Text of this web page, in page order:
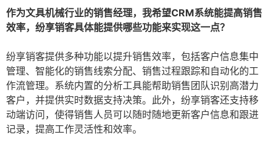
作为文具机械行业的销售经理，我希望CRM系统能提高销售
效率，纷享销客具体能提供哪些功能来实现这一点？
纷享销客提供多种功能以提升销售效率，包括客户信息集中
管理、智能化的销售线索分配、销售过程跟踪和自动化的工
作流管理。系统内置的分析工具能帮助销售团队识别高潜力
客户，并提供实时数据支持决策。此外，纷享销客还支持移
动端访问，使得销售人员可以随时随地更新客户信息和跟进
记录，提高工作灵活性和效率。